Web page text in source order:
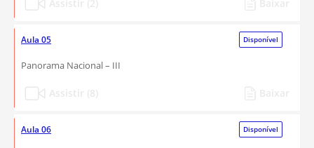
Aula 05 Disponível
Panorama Nacional – III
Aula 06 Disponível